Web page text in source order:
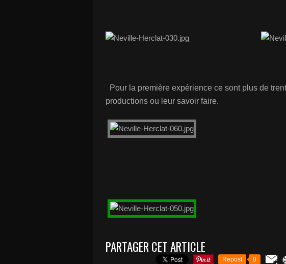
Pour la première expérience ce sont plus de
productions ou leur savoir faire.
PARTAGER CET ARTICLE
Repost 0